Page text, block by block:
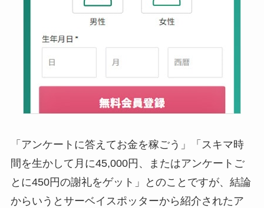
「アンケートに答えてお金を稼ごう」「スキマ時
間を生かして月に45,000円、またはアンケートご
とに450円の謝礼をゲット」とのことですが、結論
からいうとサーベイスポッターから紹介されたア